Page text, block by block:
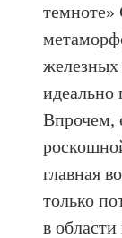
темноте»
железных
Впрочем,
главная
только
в